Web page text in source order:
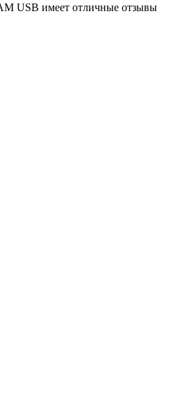
USB имеет отличные отзывы